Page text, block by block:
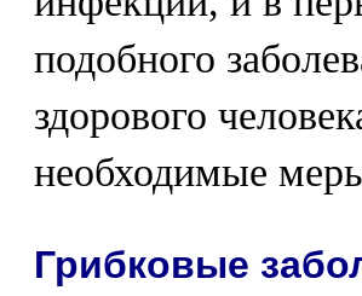
подобного
здорового
необходимые
Грибковые